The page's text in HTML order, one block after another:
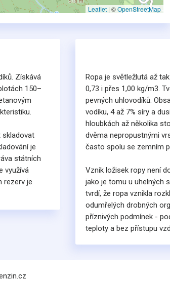
Leaflet | ©OpenStreetMap
Získává
150–
skladovat
je
státních
využívá
rezerv je
Ropa je světležlutá až
0,73 i přes 1,00 kg/m3.
pevných uhlovodíků.
vodíku, 4 až 7% síry a
hloubkách až několika
dvěma nepropustnými
často spolu se zemním
Vznik ložisek ropy není
jako je tomu u uhelných
tvrdí, že ropa vznikla
odumřelých drobných
příznivých podmínek -
teploty a bez přístupu